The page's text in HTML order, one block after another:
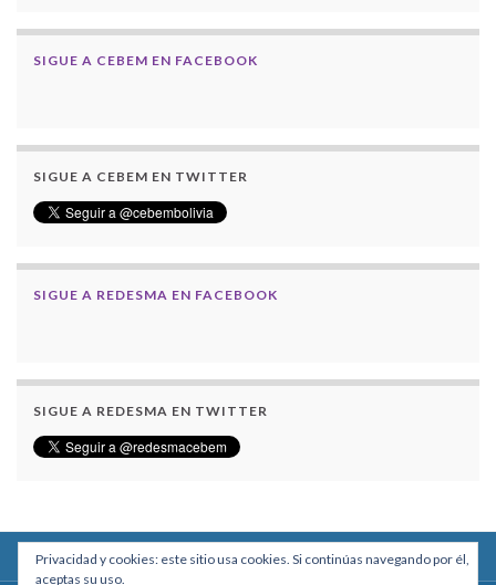
SIGUE A CEBEM EN FACEBOOK
SIGUE A CEBEM EN TWITTER
SIGUE A REDESMA EN FACEBOOK
SIGUE A REDESMA EN TWITTER
Privacidad y cookies: este sitio usa cookies. Si continúas navegando por él,
aceptas su uso.